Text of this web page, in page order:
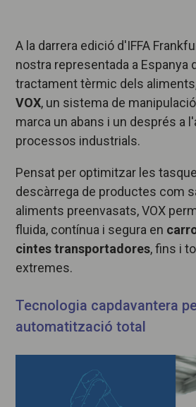
A la darrera edició d'IFFA
nostra representada a Espanya
tractament tèrmic dels
VOX, un sistema de
marca un abans i un després a
processos industrials.
Pensat per optimitzar les
descàrrega de productes com
aliments preenvasats, VOX
fluida, contínua i segura en
cintes transportadores, fins i
extremes.
Tecnologia capdavantera
automatització total